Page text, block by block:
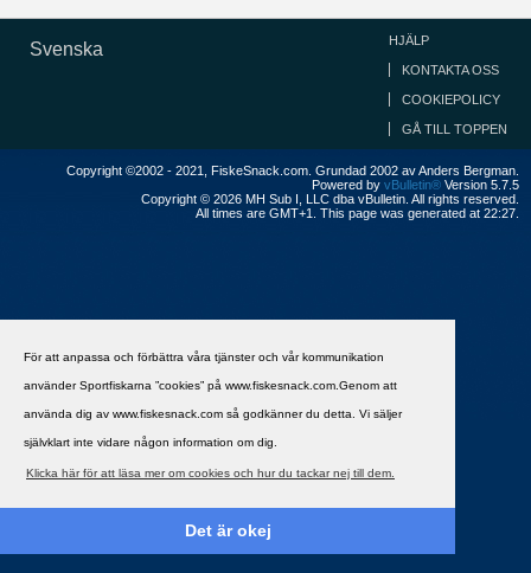
För att anpassa och förbättra våra tjänster och vår kommunikation
använder Sportfiskarna ”cookies” på www.fiskesnack.com.Genom att
använda dig av www.fiskesnack.com så godkänner du detta. Vi säljer
självklart inte vidare någon information om dig.
Klicka här för att läsa mer om cookies och hur du tackar nej till dem.
Det är okej
Svenska HJÄLP
KONTAKTA OSS
COOKIEPOLICY
GÅ TILL TOPPEN
Copyright ©2002 - 2021, FiskeSnack.com. Grundad 2002 av Anders Bergman.
Powered by vBulletin® Version 5.7.5
Copyright © 2026 MH Sub I, LLC dba vBulletin. All rights reserved.
All times are GMT+1. This page was generated at 22:27.